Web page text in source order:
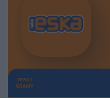
TERAZ
GRAMY